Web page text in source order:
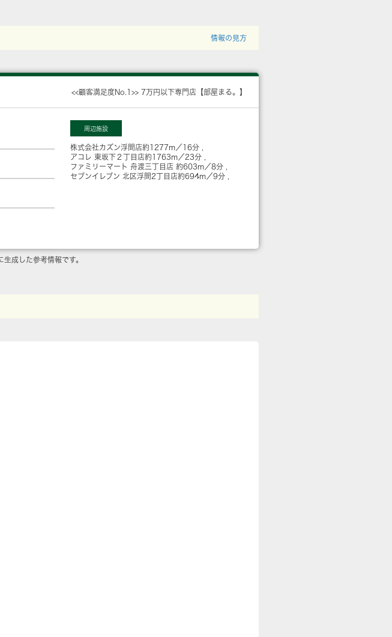
情報の見方
<<顧客満足度No.1>> 7万円以下専門店【部屋まる。】
周辺施設
株式会社カズン浮間店約1277m／16分
アコレ 東坂下２丁目店約1763m／23分
ファミリーマート 舟渡三丁目店 約603m／8分
セブンイレブン 北区浮間2丁目店約694m／9分
成した参考情報です。